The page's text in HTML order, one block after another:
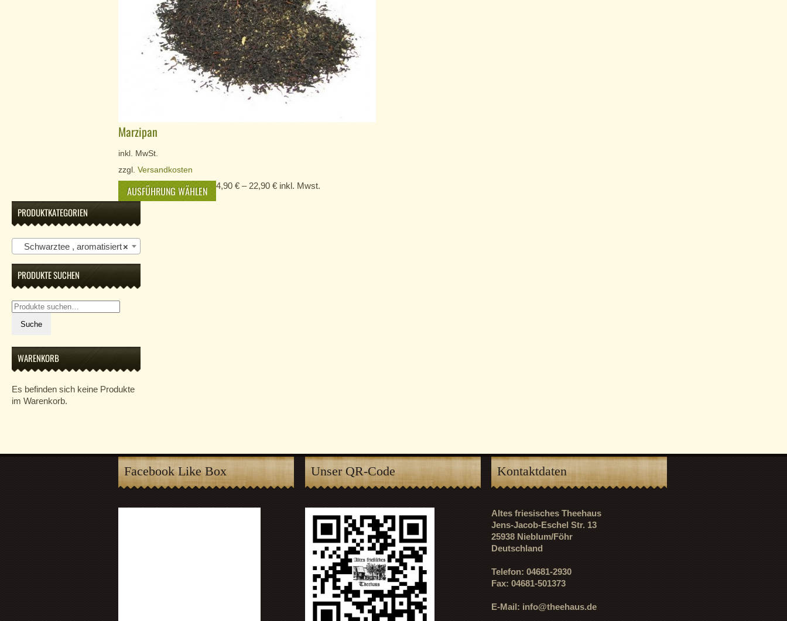
Marzipan
inkl. MwSt.
zzgl. Versandkosten
4,90 € – 22,90 € inkl. Mwst.
AUSFÜHRUNG WÄHLEN
PRODUKTKATEGORIEN
×
Schwarztee , aromatisiert
PRODUKTE SUCHEN
Suche
nach:
Suche
WARENKORB
Es befinden sich keine Produkte
im Warenkorb.
Facebook Like Box Unser QR-Code Kontaktdaten
Altes friesisches Theehaus
Jens-Jacob-Eschel Str. 13
25938 Nieblum/Föhr
Deutschland
Telefon: 04681-2930
Fax: 04681-501373
E-Mail: info@theehaus.de